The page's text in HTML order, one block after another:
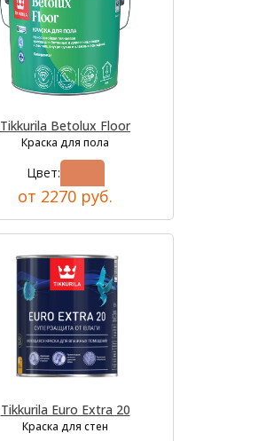
Tikkurila Betolux Floor
Краска для пола
Цвет:
от 2270 руб.
Tikkurila Euro Extra 20
Краска для стен